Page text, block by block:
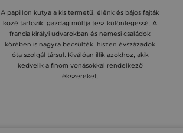
A papillon kutya a kis termetű, élénk és bájos fajták
közé tartozik, gazdag múltja tesz különlegessé. A
francia királyi udvarokban és nemesi családok
körében is nagyra becsülték, hiszen évszázadok
óta szolgál társul. Kiválóan illik azokhoz, akik
kedvelik a finom vonásokkal rendelkező
ékszereket.